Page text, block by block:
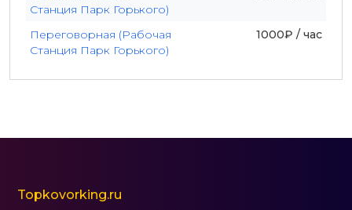
Станция Парк Горького)
Переговорная (Рабочая
Станция Парк Горького)
1000₽ / час
Topkovorking.ru